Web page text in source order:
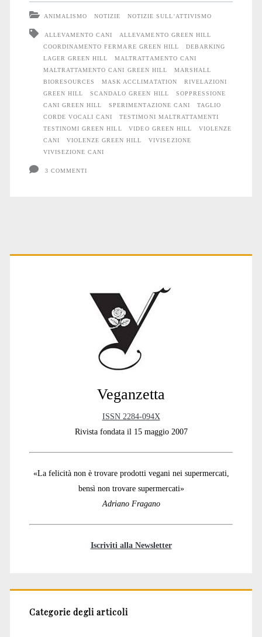
ANIMALISMO NOTIZIE NOTIZIE SULL'ATTIVISMO
ALLEVAMENTO CANI
ALLEVAMENTO GREEN HILL
COORDINAMENTO FERMARE GREEN HILL
DEBARKING
LAGER GREEN HILL
MALTRATTAMENTO CANI
MALTRATTAMENTO CANI GREEN HILL
MARSHALL
BIORESOURCES
MASK ACCLIMATATION
RIVELAZIONI
GREEN HILL
SCANDALO GREEN HILL
SOPPRESSIONE
CANI GREEN HILL
SPERIMENTAZIONE CANI
TAGLIO
CORDE VOCALI CANI
TESTIMONI MALTRATTAMENTI
TESTINOMI GREEN HILL
VIDEO GREEN HILL
VIOLENZE
CANI
VIOLENZE GREEN HILL
VIVISEZIONE
VIVISEZIONE CANI
3 COMMENTI
Primary
Veganzetta
ISSN 2284-094X
Rivista fondata il 15 maggio 2007
«La felicità non è trovare prodotti vegani nei supermercati,
bensì non trovare supermercati»
Adriano Fragano
Iscriviti alla Newsletter
Categorie degli articoli